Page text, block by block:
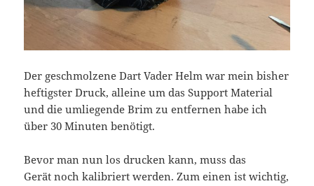
Der geschmolzene Dart Vader Helm war mein bisher
heftigster Druck, alleine um das Support Material
und die umliegende Brim zu entfernen habe ich
über 30 Minuten benötigt.
Bevor man nun los drucken kann, muss das
Gerät noch kalibriert werden. Zum einen ist wichtig,